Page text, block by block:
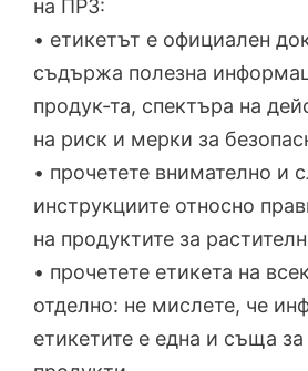
на ПРЗ:
• етикетът е официален
съдържа полезна
продук-та, спектъра на
на риск и мерки за
• прочетете внимателно и
инструкциите относно
на продуктите за
• прочетете етикета на
отделно: не мислете, че
етикетите е една и съща за